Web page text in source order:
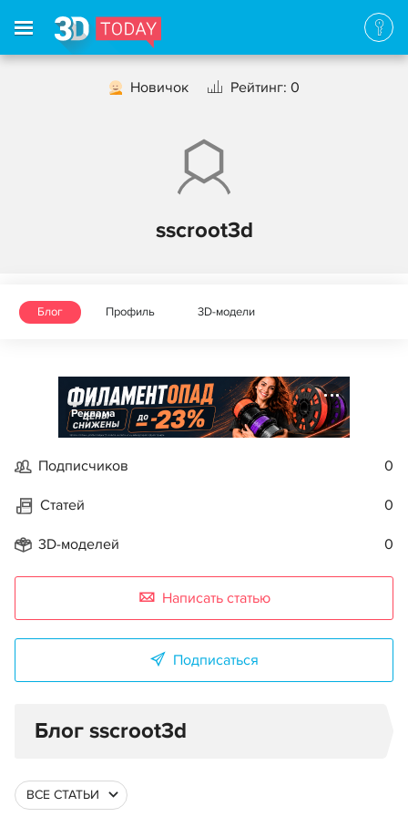
Новичок Рейтинг: 0
sscroot3d
Блог Профиль 3D-модели
Реклама
Подписчиков 0
Статей 0
3D-моделей 0
Написать статью
Подписаться
Блог sscroot3d
ВСЕ СТАТЬИ